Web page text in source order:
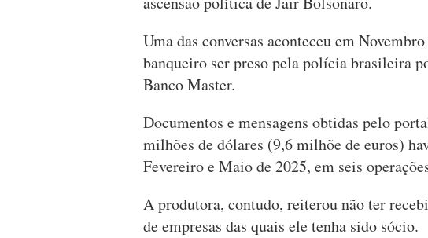
Uma das conversas aconteceu em
banqueiro ser preso pela polícia brasileira
Banco Master.
Documentos e mensagens obtidas pelo
milhões de dólares (9,6 milhõe de euros)
Fevereiro e Maio de 2025, em seis
A produtora, contudo, reiterou não ter
de empresas das quais ele tenha sido sócio.